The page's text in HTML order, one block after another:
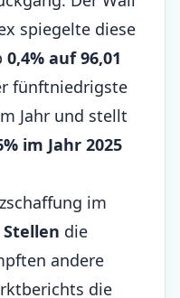
spiegelte diese
0,4% auf 96,01
fünftniedrigste
Jahr und stellt
im Jahr 2025
im
Stellen die
andere
die